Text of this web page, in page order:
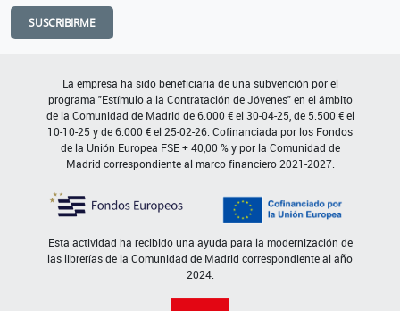
SUSCRIBIRME
La empresa ha sido beneficiaria de una subvención por el
programa "Estímulo a la Contratación de Jóvenes" en el ámbito
de la Comunidad de Madrid de 6.000 € el 30-04-25, de 5.500 € el
10-10-25 y de 6.000 € el 25-02-26. Cofinanciada por los Fondos
de la Unión Europea FSE + 40,00 % y por la Comunidad de
Madrid correspondiente al marco financiero 2021-2027.
Esta actividad ha recibido una ayuda para la modernización de
las librerías de la Comunidad de Madrid correspondiente al año
2024.